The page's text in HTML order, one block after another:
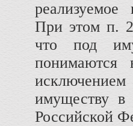
реализуемое
При этом п. 2
что под
понимаются
имуществу в
Российской